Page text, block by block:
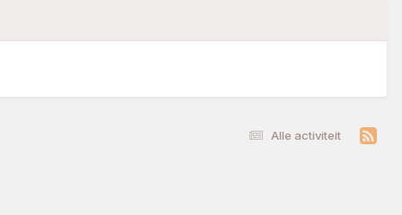
Alle activiteit